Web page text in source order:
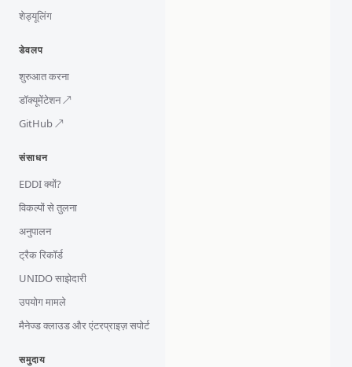
शेड्यूलिंग
डेवलप
शुरुआत करना
डॉक्यूमेंटेशन ↗
GitHub ↗
संसाधन
EDDI क्यों?
विकल्पों से तुलना
अनुपालन
ट्रैक रिकॉर्ड
UNIDO साझेदारी
उपयोग मामले
मैनेज्ड क्लाउड और एंटरप्राइज़ सपोर्ट
समुदाय